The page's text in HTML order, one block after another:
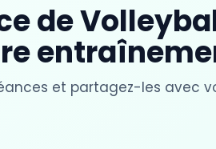
de
et partagez-les avec